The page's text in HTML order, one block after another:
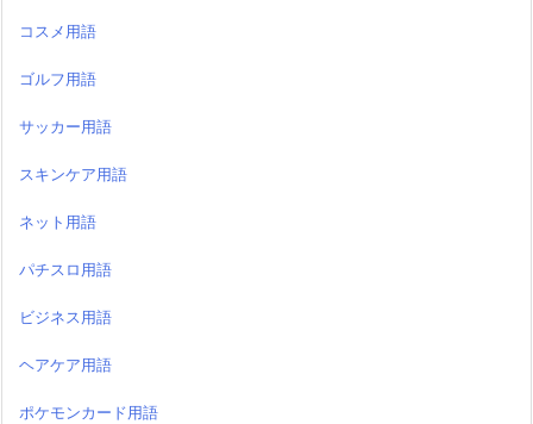
コスメ用語
ゴルフ用語
サッカー用語
スキンケア用語
ネット用語
パチスロ用語
ビジネス用語
ヘアケア用語
ポケモンカード用語